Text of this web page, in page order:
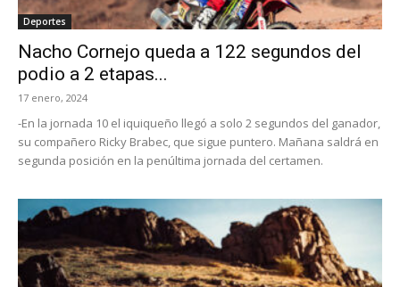
Deportes
Nacho Cornejo queda a 122 segundos del
podio a 2 etapas...
17 enero, 2024
-En la jornada 10 el iquiqueño llegó a solo 2 segundos del ganador,
su compañero Ricky Brabec, que sigue puntero. Mañana saldrá en
segunda posición en la penúltima jornada del certamen.